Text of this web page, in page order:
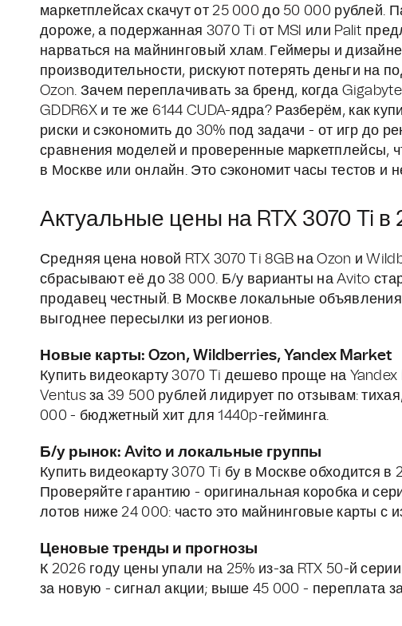
маркетплейсах скачут от 25 000 до 50 000 рублей.
дороже, а подержанная 3070 Ti от MSI или Palit
нарваться на майнинговый хлам. Геймеры и
производительности, рискуют потерять деньги на
Ozon. Зачем переплачивать за бренд, когда
GDDR6X и те же 6144 CUDA-ядра? Разберём, как
риски и сэкономить до 30% под задачи - от игр до
сравнения моделей и проверенные маркетплейсы,
в Москве или онлайн. Это сэкономит часы тестов и
Актуальные цены на RTX 3070 Ti в
Средняя цена новой RTX 3070 Ti 8GB на Ozon и
сбрасывают её до 38 000. Б/у варианты на Avito
продавец честный. В Москве локальные
выгоднее пересылки из регионов.
Новые карты: Ozon, Wildberries, Yandex Market
Купить видеокарту 3070 Ti дешево проще на Yandex
Ventus за 39 500 рублей лидирует по отзывам:
000 - бюджетный хит для 1440p-гейминга.
Б/у рынок: Avito и локальные группы
Купить видеокарту 3070 Ti бу в Москве обходится
Проверяйте гарантию - оригинальная коробка и
лотов ниже 24 000: часто это майнинговые карты с
Ценовые тренды и прогнозы
К 2026 году цены упали на 25% из-за RTX 50-й
за новую - сигнал акции; выше 45 000 - переплата за